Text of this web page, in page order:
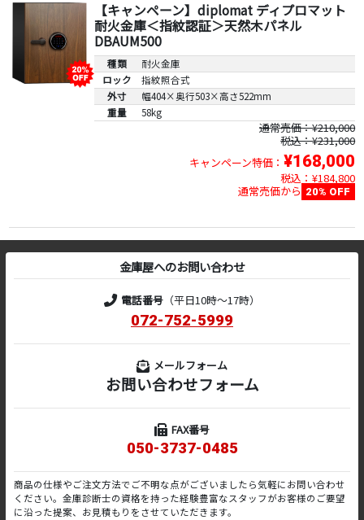
【キャンペーン】diplomat ディプロマット
耐火金庫＜指紋認証＞天然木パネル
DBAUM500
種類
耐火金庫
ロック
指紋照合式
外寸
幅404×奥行503×高さ522mm
重量
58kg
通常売価：¥210,000
税込：¥231,000
キャンペーン特価： ¥168,000
税込：¥184,800
通常売価から 20% OFF
金庫屋へのお問い合わせ
電話番号（平日10時～17時）
072-752-5999
メールフォーム
お問い合わせフォーム
FAX番号
050-3737-0485
商品の仕様やご注文方法でご不明な点がございましたら気軽にお問い合わせ
ください。金庫診断士の資格を持った経験豊富なスタッフがお客様のご要望
に沿った提案、お見積もりをさせていただきます。